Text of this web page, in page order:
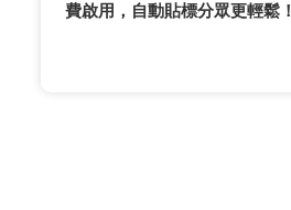
費啟用，自動貼標分眾更輕鬆！